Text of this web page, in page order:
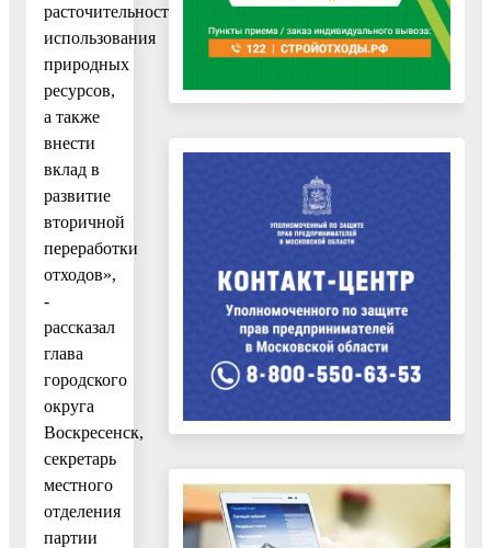
расточительностью
использования
природных
ресурсов,
а также
внести
вклад в
развитие
вторичной
переработки
отходов»,
-
рассказал
глава
городского
округа
Воскресенск,
секретарь
местного
отделения
партии